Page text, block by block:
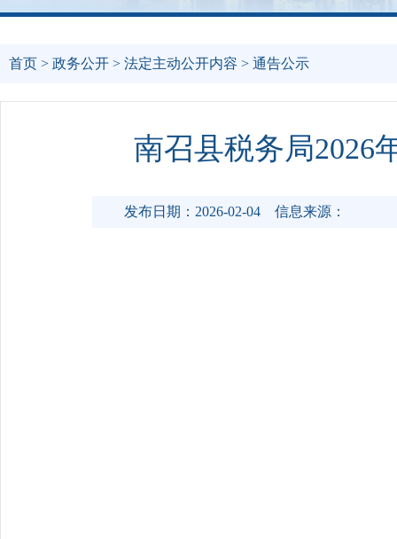
首页 > 政务公开 > 法定主动公开内容 > 通告公示
南召县税务局2026
发布日期：2026-02-04 信息来源：